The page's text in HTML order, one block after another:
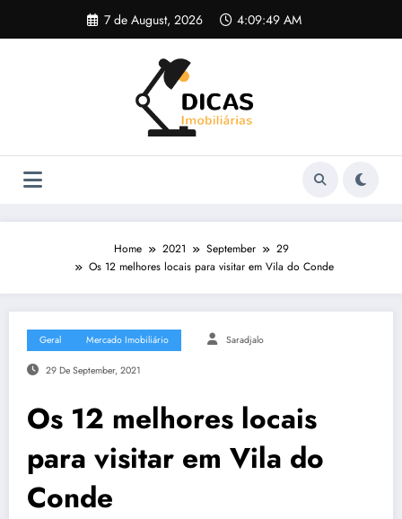
content
7 de August, 2026 4:09:49 AM
Home 2021 September
29
Os 12 melhores locais para visitar em Vila do Conde
Geral Mercado Imobiliário Saradjalo
29 De September, 2021
Os 12 melhores locais
para visitar em Vila do
Conde